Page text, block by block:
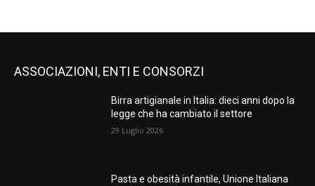
ASSOCIAZIONI, ENTI E CONSORZI
Birra artigianale in Italia: dieci anni dopo la
legge che ha cambiato il settore
29 Luglio 2026
Pasta e obesità infantile, Unione Italiana